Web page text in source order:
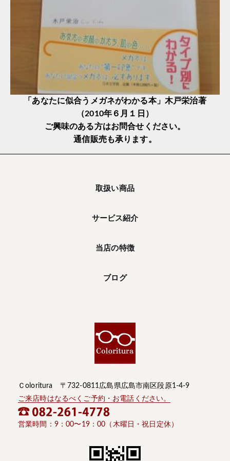
「あなたに似合うメガネがわかる本」木戸栄治著
（2010年６月１日）
ご興味のある方はお問合せください。
通信販売も承ります。
取扱い商品
サービス紹介
当店の特徴
ブログ
Ｃoloritura 〒732-0811広島県広島市南区段原1-4-9
ご来店時はなるべくご予約・お電話ください。
営業時間：9：00〜19：00（木曜日・祝日定休）